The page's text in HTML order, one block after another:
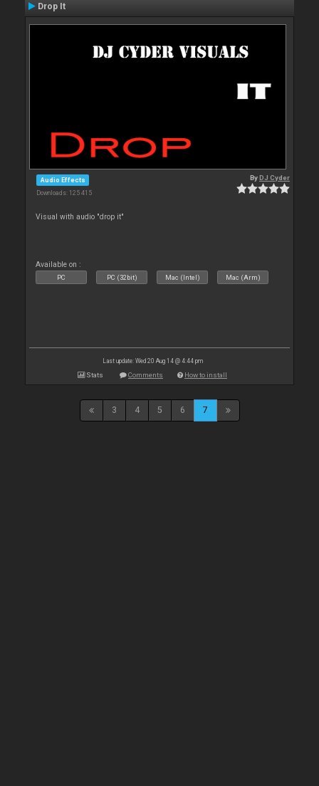
Drop It
Audio Effects
Downloads: 125 415
ByDJ Cyder
Visual with audio "drop it"
Available on :
PC PC (32bit) Mac (Intel) Mac (Arm)
Last update: Wed 20 Aug 14 @ 4:44 pm
Stats Comments How to install
3 4 5 6 7